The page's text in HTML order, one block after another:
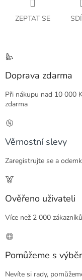
ZEPTAT SE
Doprava zdarma
Při nákupu nad 10 000
zdarma
Věrnostní slevy
Zaregistrujte se a
Ověřeno uživateli
Více než 2 000
Pomůžeme s
Nevíte si rady,